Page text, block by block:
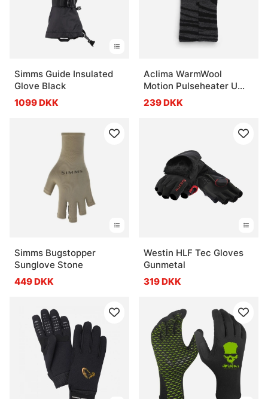
Simms Guide Insulated
Glove Black
1099 DKK
Aclima WarmWool
Motion Pulseheater U
Black Motion
239 DKK
Simms Bugstopper
Sunglove Stone
449 DKK
Westin HLF Tec Gloves
Gunmetal
319 DKK